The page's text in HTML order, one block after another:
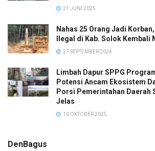
21 JUNI 2025
Nahas 25 Orang Jadi
Ilegal di Kab. Solok Kembali
27 SEPTEMBER 2024
Limbah Dapur SPPG
Potensi Ancam Ekosistem
Porsi Pemerintahan Daerah
Jelas
16 OKTOBER 2025
DenBagus